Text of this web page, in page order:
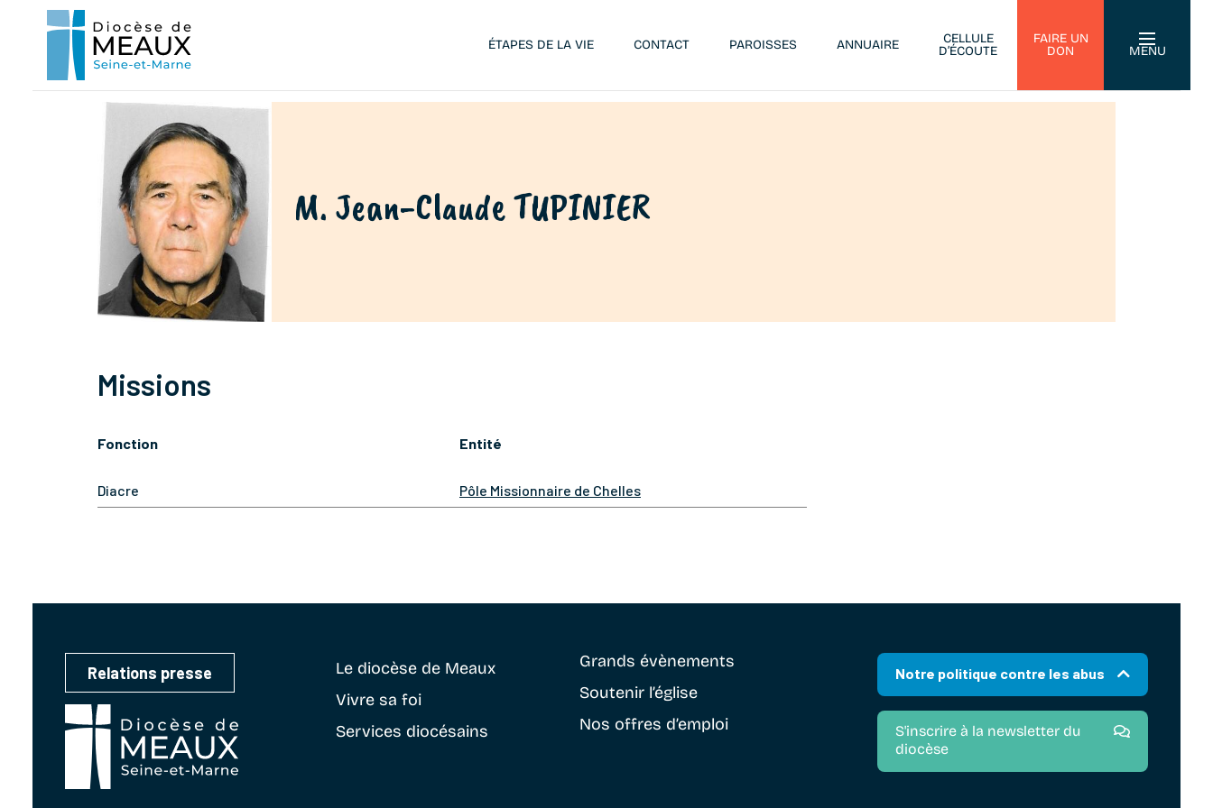
ÉTAPES DE LA VIE CONTACT PAROISSES ANNUAIRE
CELLULE
D’ÉCOUTE
FAIRE UN
DON
MENU
M. Jean-Claude TUPINIER
Missions
Fonction Entité
Diacre Pôle Missionnaire de Chelles
Relations presse Le diocèse de Meaux
Vivre sa foi
Services diocésains
Grands évènements
Soutenir l’église
Nos offres d’emploi
Notre politique contre les abus
S'inscrire à la newsletter du
diocèse